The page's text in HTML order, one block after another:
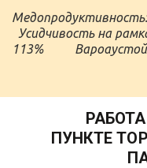
Усидчивость на
ПУНКТЕ